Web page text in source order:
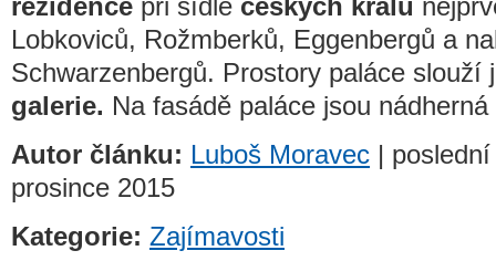
Lobkoviců, Rožmberků, Eggenbergů a
Schwarzenbergů. Prostory paláce slouží
galerie. Na fasádě paláce jsou
Autor článku: Luboš Moravec |
prosince 2015
Kategorie: Zajímavosti